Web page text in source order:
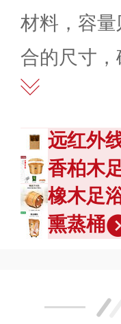
材料，容
合的尺寸
远红外
香柏木
橡木足
熏蒸桶